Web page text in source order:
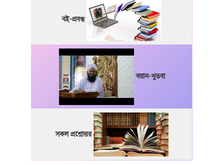
বই-প্রবন্ধ
বয়ান-খুতবা
সকল প্রশ্নোত্তর